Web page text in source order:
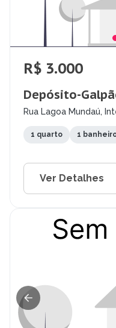
R$ 3.000
Depósito-
Rua Lagoa Mundaú,
1 quarto 1
Ver Detalhes